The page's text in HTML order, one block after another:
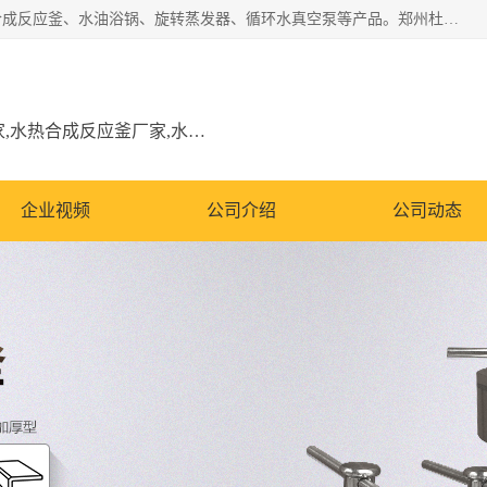
郑州杜甫仪器厂主营：低温冷却液循环泵、加热模块、水热合成反应釜、水油浴锅、旋转蒸发器、循环水真空泵等产品。郑州杜甫仪器厂在众多的教学仪器行业中依靠科技力量扬长避短、迅速发展，成为国家教委*生产教学仪器的厂家，产品具有国内良好水平，主导产品通过ISO9002质量认证。
低温冷却液循环泵厂家,加热模块厂家,水热合成反应釜厂家,水油浴锅厂家,旋转蒸发器厂家
企业视频 公司介绍 公司动态